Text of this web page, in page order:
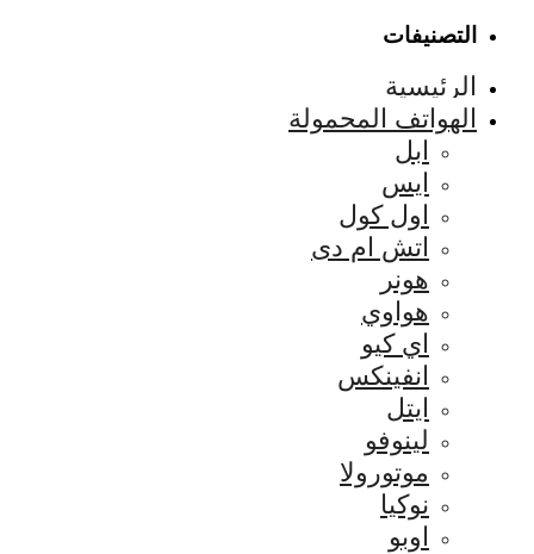
التصنيفات
الرئيسية
الهواتف المحمولة
ابل
ايس
اول كول
اتش ام دى
هونر
هواوي
اي كيو
انفينكس
ايتل
لينوفو
موتورولا
نوكيا
اوبو